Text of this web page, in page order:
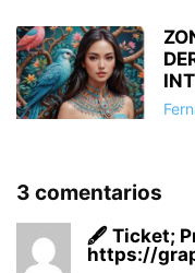
3 comentarios
🖋 Ticket;
https://